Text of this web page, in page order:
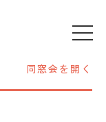
同窓会を開く